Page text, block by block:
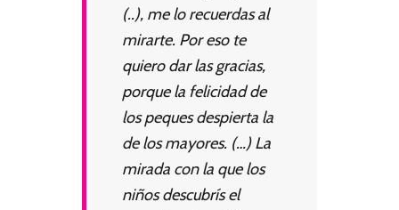
(..), me lo recuerdas al
mirarte. Por eso te
quiero dar las gracias,
porque la felicidad de
los peques despierta la
de los mayores. (…) La
mirada con la que los
niños descubrís el